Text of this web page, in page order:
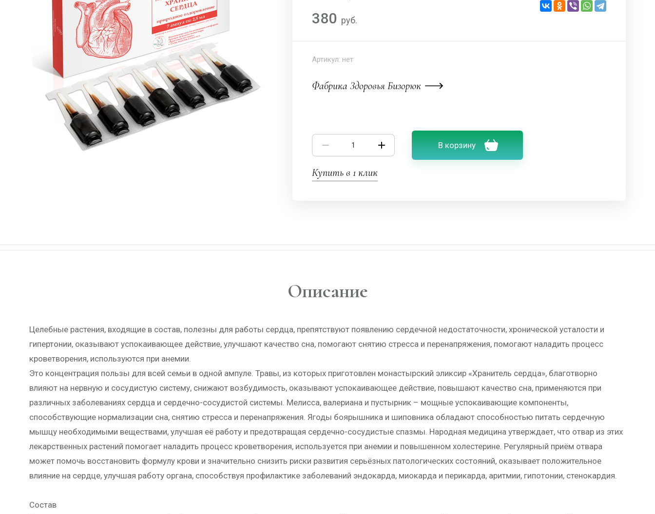
380 руб.
Артикул: нет
Фабрика Здоровья Бизорюк
В корзину
Купить в 1 клик
Описание
Целебные растения, входящие в состав, полезны для работы сердца, препятствуют появлению сердечной недостаточности, хронической усталости и
гипертонии, оказывают успокаивающее действие, улучшают качество сна, помогают снятию стресса и перенапряжения, помогают наладить процесс
кроветворения, используются при анемии.
Это концентрация пользы для всей семьи в одной ампуле. Травы, из которых приготовлен монастырский эликсир «Хранитель сердца», благотворно
влияют на нервную и сосудистую систему, снижают возбудимость, оказывают успокаивающее действие, повышают качество сна, применяются при
различных заболеваниях сердца и сердечно-сосудистой системы. Мелисса, валериана и пустырник – мощные успокаивающие компоненты,
способствующие нормализации сна, снятию стресса и перенапряжения. Ягоды боярышника и шиповника обладают способностью питать сердечную
мышцу необходимыми веществами, улучшая её работу и предотвращая сердечно-сосудистые спазмы. Народная медицина утверждает, что отвар из этих
лекарственных растений помогает наладить процесс кроветворения, используется при анемии и повышенном холестерине. Регулярный приём отвара
может помочь восстановить формулу крови и значительно снизить риски развития серьёзных патологических состояний, оказывает положительное
влияние на сердце, улучшая работу органа, способствуя профилактике заболеваний эндокарда, миокарда и перикарда, аритмии, гипотонии, стенокардия.
Состав